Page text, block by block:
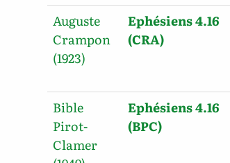
Auguste
Crampon
(1923)
Ephésiens 4.16
(CRA)
Bible
Pirot-
Clamer
Ephésiens 4.16
(BPC)